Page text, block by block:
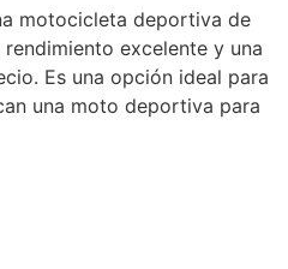
motocicleta deportiva de
excelente y una
Es una opción ideal para
una moto deportiva para